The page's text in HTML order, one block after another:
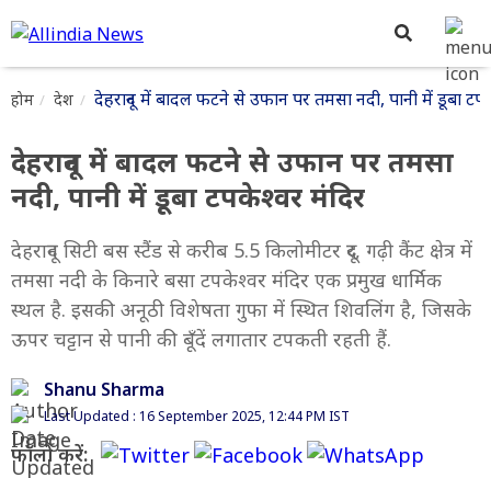
होम देश देहरादून में बादल फटने से उफान पर तमसा नदी, पानी में डूबा
देहरादून में बादल फटने से उफान पर तमसा
नदी, पानी में डूबा टपकेश्वर मंदिर
देहरादून सिटी बस स्टैंड से करीब 5.5 किलोमीटर दूर, गढ़ी कैंट क्षेत्र में
तमसा नदी के किनारे बसा टपकेश्वर मंदिर एक प्रमुख धार्मिक
स्थल है. इसकी अनूठी विशेषता गुफा में स्थित शिवलिंग है, जिसके
ऊपर चट्टान से पानी की बूँदें लगातार टपकती रहती हैं.
Shanu Sharma
Last Updated : 16 September 2025, 12:44 PM IST
फॉलो करें: